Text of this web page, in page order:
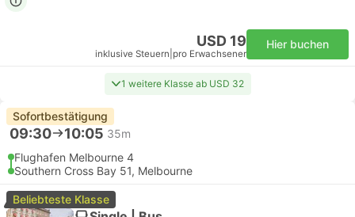
USD 19
inklusive Steuern pro Erwachsener
Hier buchen
1 weitere Klasse ab USD 32
Sofortbestätigung
09:30 10:05 35m
Flughafen Melbourne 4
Southern Cross Bay 51, Melbourne
Beliebteste Klasse